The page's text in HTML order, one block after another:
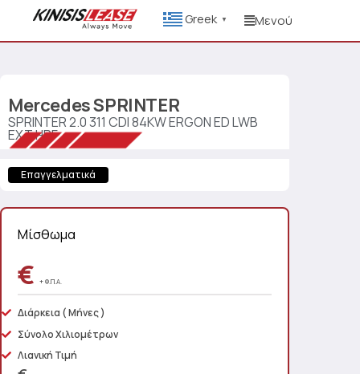
Greek ▼ Μενού
MercedesSPRINTER
SPRINTER 2.0 311 CDI 84KW ERGON ED LWB
EXT HRF
Επαγγελματικά
Μίσθωμα
€ + Φ.Π.Α.
Διάρκεια ( Μήνες )
Σύνολο Χιλιομέτρων
Λιανική Τιμή